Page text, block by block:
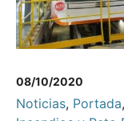
08/10/2020
Noticias, Portada,